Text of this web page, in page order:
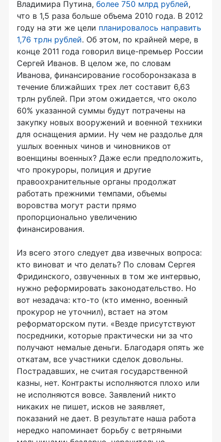
Владимира Путина, более 750 млрд рублей,
что в 1,5 раза больше объема 2010 года. В 2012
году на эти же цели планировалось направить
1,76 трлн рублей. Об этом, по крайней мере, в
конце 2011 года говорил вице-премьер России
Сергей Иванов. В целом же, по словам
Иванова, финансирование гособоронзаказа в
течение ближайших трех лет составит 6,63
трлн рублей. При этом ожидается, что около
60% указанной суммы будут потрачены на
закупку новых вооружений и военной техники
для оснащения армии. Ну чем не раздолье для
ушлых военных чинов и чиновников от
военщины военных? Даже если предположить,
что прокуроры, полиция и другие
правоохранительные органы продолжат
работать прежними темпами, объемы
воровства могут расти прямо
пропорционально увеличению
финансирования.
Из всего этого следует два извечных вопроса:
кто виноват и что делать? По словам Сергея
Фридинского, озвученных в том же интервью,
нужно реформировать законодательство. Но
вот незадача: кто-то (кто именно, военный
прокурор не уточнил), встает на этом
реформаторском пути. «Везде присутствуют
посредники, которые практически ни за что
получают немалые деньги. Благодаря опять же
откатам, все участники сделок довольны.
Пострадавших, не считая государственной
казны, нет. Контракты исполняются плохо или
не исполняются вовсе. Заявлений никто
никаких не пишет, исков не заявляет,
показаний не дает. В результате наша работа
нередко напоминает борьбу с ветряными